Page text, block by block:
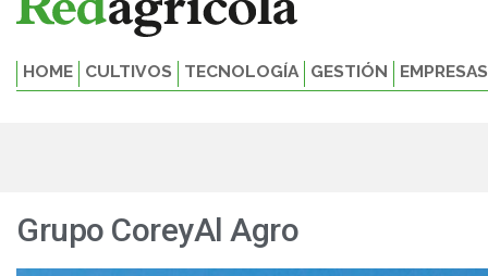
HOME CULTIVOS TECNOLOGÍA GESTIÓN EMPRESAS
Grupo CoreyAl Agro